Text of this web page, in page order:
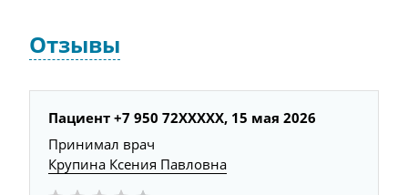
Отзывы
Пациент +7 950 72XXXXX, 15 мая 2026
Принимал врач
Крупина Ксения Павловна